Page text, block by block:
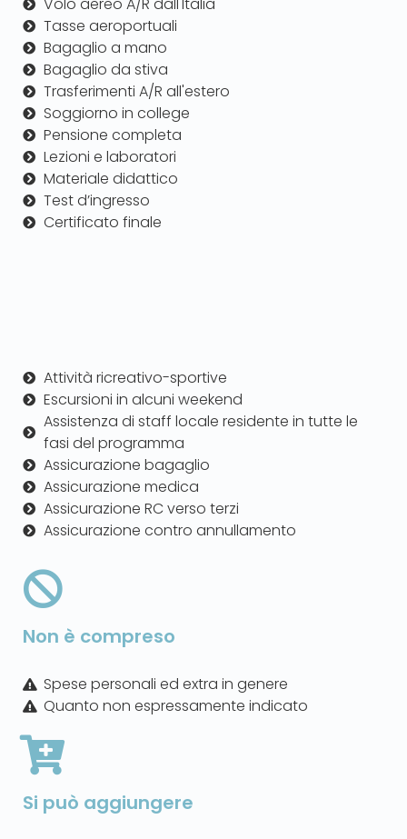
Volo aereo A/R dall'Italia
Tasse aeroportuali
Bagaglio a mano
Bagaglio da stiva
Trasferimenti A/R all'estero
Soggiorno in college
Pensione completa
Lezioni e laboratori
Materiale didattico
Test d’ingresso
Certificato finale
Attività ricreativo-sportive
Escursioni in alcuni weekend
Assistenza di staff locale residente in tutte le
fasi del programma
Assicurazione bagaglio
Assicurazione medica
Assicurazione RC verso terzi
Assicurazione contro annullamento
Non è compreso
Spese personali ed extra in genere
Quanto non espressamente indicato
Si può aggiungere